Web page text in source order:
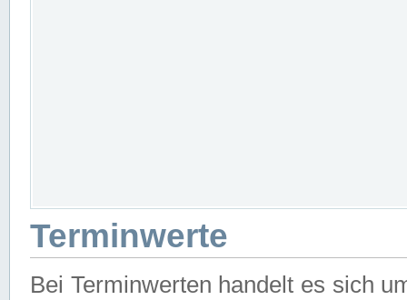
Terminwerte
Bei Terminwerten handelt es sich